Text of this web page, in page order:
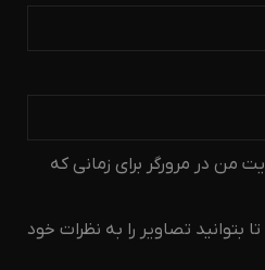
من در مرورگر برای زمانی که
بتوانید تصاویر را به نظرات خود